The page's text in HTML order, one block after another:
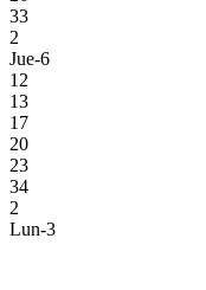
33
2
Jue-6
12
13
17
20
23
34
2
Lun-3